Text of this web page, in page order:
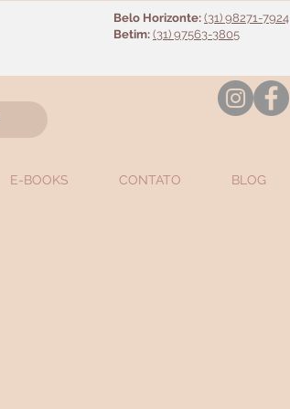
Belo Horizonte: (31) 98271-7924
Betim: (31) 97563-3805
E-BOOKS CONTATO BLOG